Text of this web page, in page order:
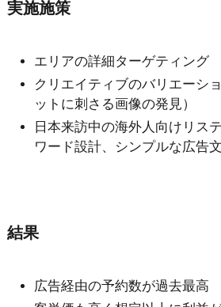
実施施策
エリアの詳細ターゲティング
クリエイティブのバリエーシ
ットに刺さる画像の発見）
日本来訪中の海外人向けリス
ワード設計、シンプルな広告文
結果
広告経由の予約数が過去最高